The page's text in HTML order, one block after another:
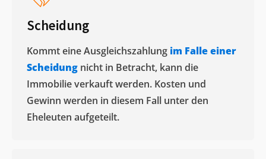
Scheidung
Kommt eine Ausgleichszahlung im Falle einer
Scheidung nicht in Betracht, kann die
Immobilie verkauft werden. Kosten und
Gewinn werden in diesem Fall unter den
Eheleuten aufgeteilt.​